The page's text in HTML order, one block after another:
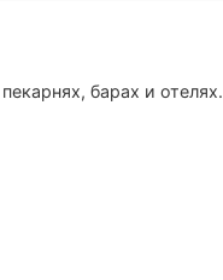
барах и отелях.